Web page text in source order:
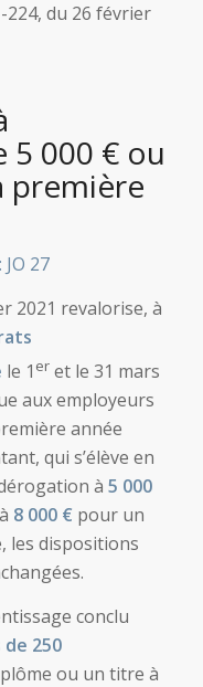
224, du 26 février
5 000 € ou
première
27
2021 revalorise, à
le 1 eret le 31 mars
aux employeurs
année
qui s’élève en
à 5 000
8 000 € pour un
les dispositions
conclu
250
ou un titre à